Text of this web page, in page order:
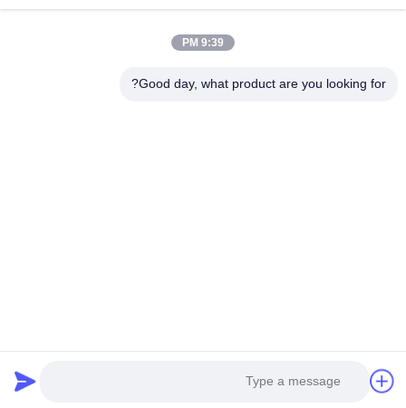
خونه
جدید
9:39 PM
Good day, what product are you looking for?